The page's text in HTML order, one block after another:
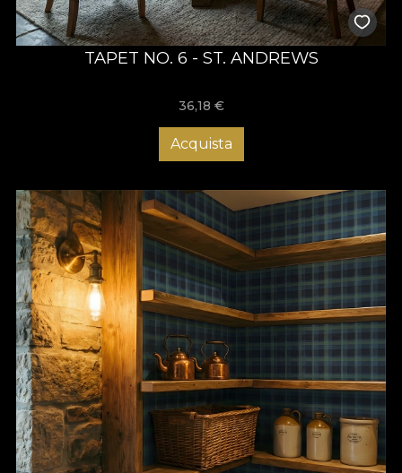
TAPET NO. 6 - ST. ANDREWS
36,18 €
Acquista